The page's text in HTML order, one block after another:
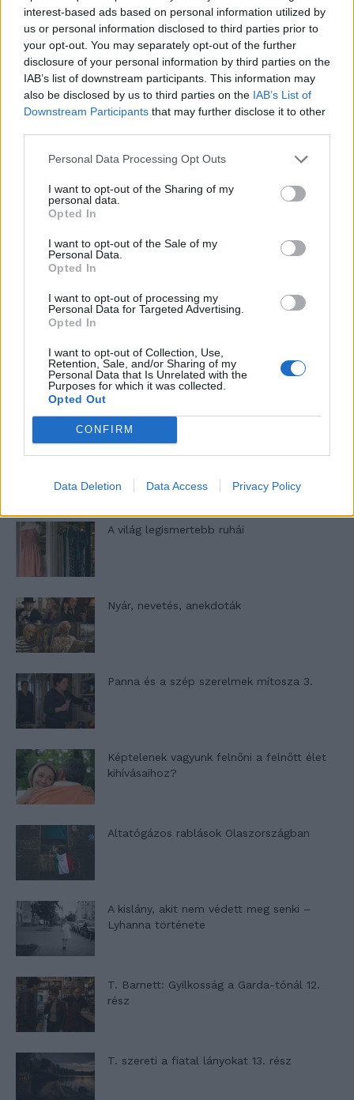
interest-based ads based on personal information utilized by
us or personal information disclosed to third parties prior to
your opt-out. You may separately opt-out of the further
disclosure of your personal information by third parties on the
IAB’s list of downstream participants. This information may
also be disclosed by us to third parties on the IAB’s List of
Downstream Participants that may further disclose it to other
Personal Data Processing Opt Outs
I want to opt-out of the Sharing of my
personal data.
Opted In
I want to opt-out of the Sale of my
Personal Data.
Opted In
I want to opt-out of processing my
Personal Data for Targeted Advertising.
Opted In
I want to opt-out of Collection, Use,
Retention, Sale, and/or Sharing of my
Personal Data that Is Unrelated with the
Purposes for which it was collected.
Opted Out
CONFIRM
Data Deletion Data Access Privacy Policy
Minka 11. rész
nőknek, amikor segítséget kérnek?
A legidegesítőbb kifejezések laza
gyűjteménye
Elyna Robbs: Adéle és az örökölt árnyak
13. rész
Woody Allen megosztó zsenialitása
A világ legismertebb ruhái
Nyár, nevetés, anekdoták
Panna és a szép szerelmek mítosza 3.
Képtelenek vagyunk felnőni a felnőtt élet
kihívásaihoz?
Altatógázos rablások Olaszországban
A kislány, akit nem védett meg senki –
Lyhanna története
T. Barnett: Gyilkosság a Garda-tónál 12.
rész
T. szereti a fiatal lányokat 13. rész